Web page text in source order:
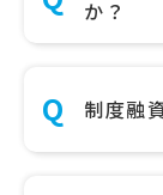
か？
制度融